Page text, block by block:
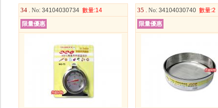
34 . No: 34104030734 數量:14
限量優惠
35 . No: 34104030740 數量:2
限量優惠